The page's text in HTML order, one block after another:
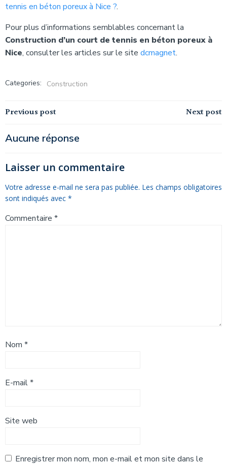
tennis en béton poreux à Nice ?.
Pour plus d’informations semblables concernant la
Construction d’un court de tennis en béton poreux à
Nice, consulter les articles sur le site dcmagnet.
Categories: Construction
Navigation
de
l’article
Previous post Navigation
l’article
Next post
Aucune réponse
Laisser un commentaire
Votre adresse e-mail ne sera pas publiée. Les champs obligatoires
sont indiqués avec *
Commentaire *
Nom *
E-mail*
Site web
Enregistrer mon nom, mon e-mail et mon site dans le